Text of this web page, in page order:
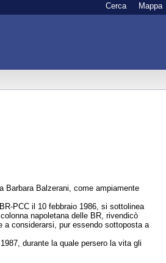
Cerca Mappa
Barbara Balzerani, come ampiamente
PCC il 10 febbraio 1986, si sottolinea
napoletana delle BR, rivendicò
a considerarsi, pur essendo sottoposta a
durante la quale persero la vita gli